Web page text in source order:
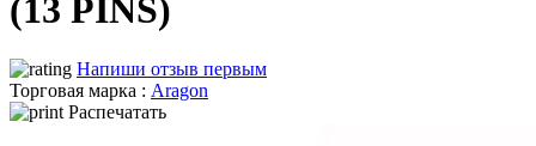
(13 PINS)
Напиши отзыв первым
Торговая марка : Aragon
Распечатать